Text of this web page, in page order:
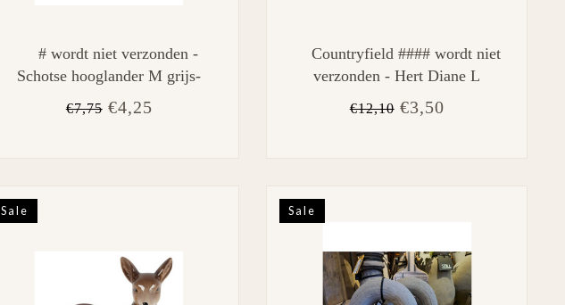
# wordt niet verzonden -
Schotse hooglander M grijs-
L14B7,5H11CM
€7,75€4,25
Countryfield #### wordt niet
verzonden - Hert Diane L
bruin-L15,5B10,5H12CM
€12,10€3,50
Sale Sale